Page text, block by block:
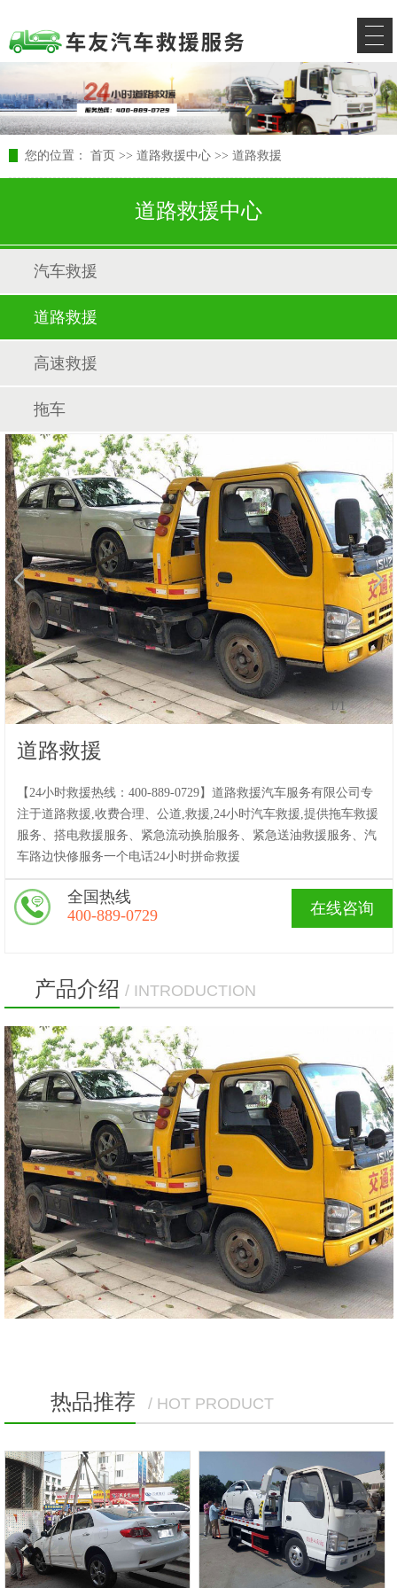
您的位置： 首页 >> 道路救援中心 >> 道路救援
道路救援中心
汽车救援
道路救援
高速救援
拖车
1/1
道路救援
【24小时救援热线：400-889-0729】道路救援汽车服务有限公司专
注于道路救援,收费合理、公道,救援,24小时汽车救援,提供拖车救援
服务、搭电救援服务、紧急流动换胎服务、紧急送油救援服务、汽
车路边快修服务一个电话24小时拼命救援
在线咨询
全国热线
400-889-0729
产品介绍 / INTRODUCTION
热品推荐 / HOT PRODUCT